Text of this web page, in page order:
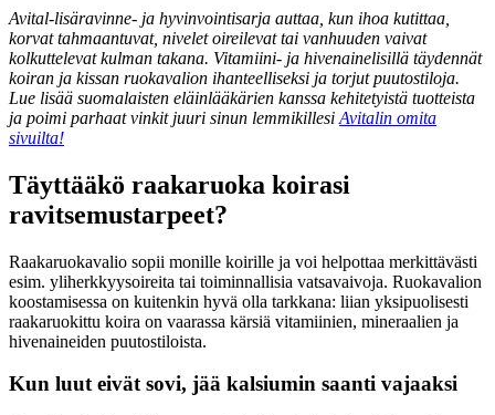
Avital-lisäravinne- ja hyvinvointisarja auttaa, kun ihoa kutittaa,
korvat tahmaantuvat, nivelet oireilevat tai vanhuuden vaivat
kolkuttelevat kulman takana. Vitamiini- ja hivenainelisillä täydennät
koiran ja kissan ruokavalion ihanteelliseksi ja torjut puutostiloja.
Lue lisää suomalaisten eläinlääkärien kanssa kehitetyistä tuotteista
ja poimi parhaat vinkit juuri sinun lemmikillesi Avitalin omita
sivuilta!
Täyttääkö raakaruoka koirasi
ravitsemustarpeet?
Raakaruokavalio sopii monille koirille ja voi helpottaa merkittävästi
esim. yliherkkyysoireita tai toiminnallisia vatsavaivoja. Ruokavalion
koostamisessa on kuitenkin hyvä olla tarkkana: liian yksipuolisesti
raakaruokittu koira on vaarassa kärsiä vitamiinien, mineraalien ja
hivenaineiden puutostiloista.
Kun luut eivät sovi, jää kalsiumin saanti vajaaksi